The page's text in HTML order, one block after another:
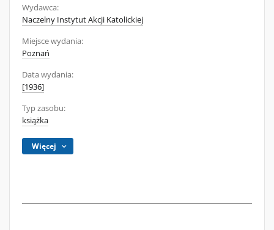
Wydawca:
Naczelny Instytut Akcji Katolickiej
Miejsce wydania:
Poznań
Data wydania:
[1936]
Typ zasobu:
książka
Więcej